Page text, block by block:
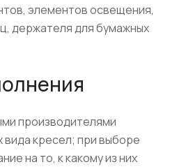
элементов освещения,
держателя для бумажных
производителями
вида кресел; при выборе
на то, к какому из них